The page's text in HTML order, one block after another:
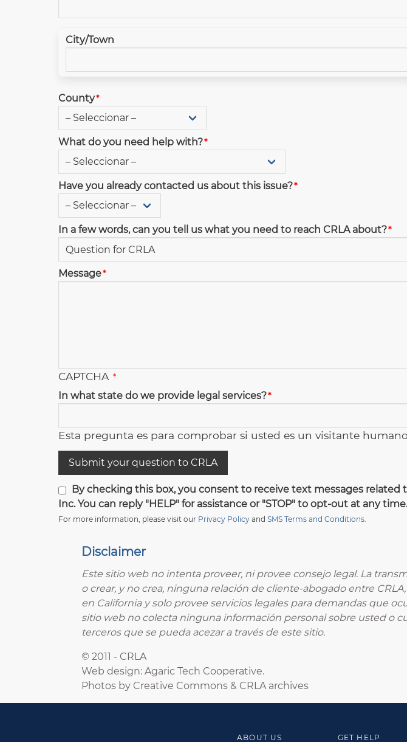
City
City/Town
County
What do you need help with?
Have you already contacted us about this issue?
In a few words, can you tell us what you need to reach CRLA about?
Message
CAPTCHA
In what state do we provide legal services?
Esta pregunta es para comprobar si usted es un visitante
Submit your question to CRLA
By checking this box, you consent to receive text messages related
Inc. You can reply "HELP" for assistance or "STOP" to opt-out at any
For more information, please visit our Privacy Policy and SMS Terms and Conditions.
Disclaimer
Este sitio web no intenta proveer, ni provee consejo legal. La
o crear, y no crea, ninguna relación de cliente-abogado entre
en California y solo provee servicios legales para demandas que
sitio web no colecta ninguna información personal sobre usted o
terceros que se pueda acezar a través de este sitio.
© 2011 - CRLA
Web design: Agaric Tech Cooperative.
Photos by Creative Commons & CRLA archives
ABOUT US GET HELP